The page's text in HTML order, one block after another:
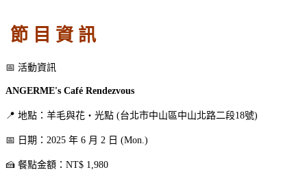
節 目 資 訊
📅 活動資訊
ANGERME's Café Rendezvous
📍 地點：羊毛與花‧光點 (台北市中山區中山北路二段18號)
📅 日期：2025 年 6 月 2 日 (Mon.)
🍰 餐點金額：NT$ 1,980